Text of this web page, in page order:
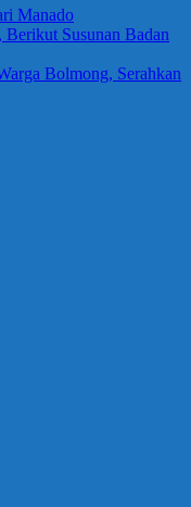
Manado
Susunan Badan
Bolmong, Serahkan